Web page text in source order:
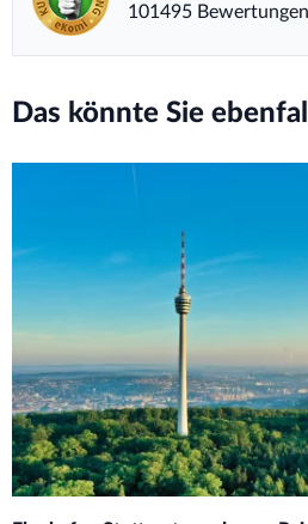
101495 Bewertungen
Das könnte Sie